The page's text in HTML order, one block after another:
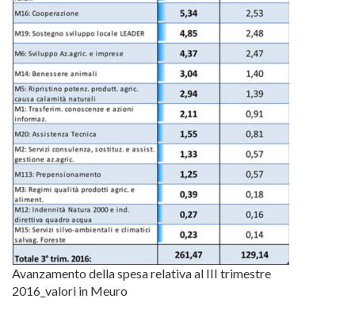
Avanzamento della spesa relativa al III trimestre
2016_valori in Meuro